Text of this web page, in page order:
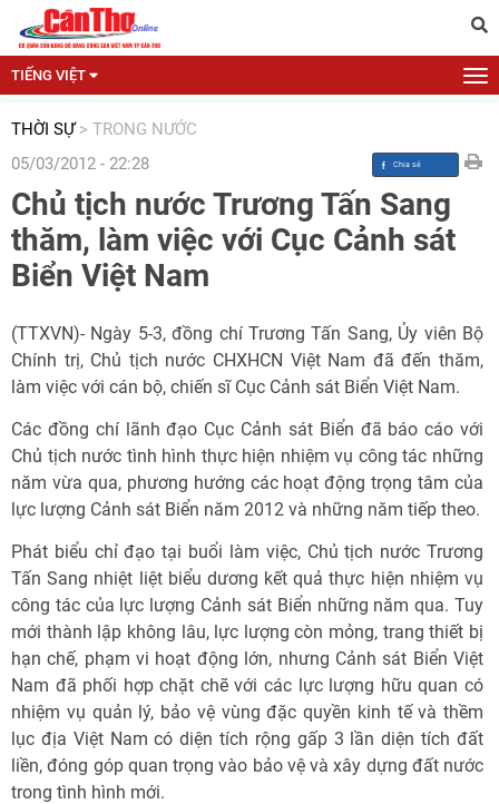
TIẾNG VIỆT
THỜI SỰ > TRONG NƯỚC
05/03/2012 - 22:28
Chủ tịch nước Trương Tấn Sang
thăm, làm việc với Cục Cảnh sát
Biển Việt Nam
(TTXVN)- Ngày 5-3, đồng chí Trương Tấn Sang, Ủy viên Bộ
Chính trị, Chủ tịch nước CHXHCN Việt Nam đã đến thăm,
làm việc với cán bộ, chiến sĩ Cục Cảnh sát Biển Việt Nam.
Các đồng chí lãnh đạo Cục Cảnh sát Biển đã báo cáo với
Chủ tịch nước tình hình thực hiện nhiệm vụ công tác những
năm vừa qua, phương hướng các hoạt động trọng tâm của
lực lượng Cảnh sát Biển năm 2012 và những năm tiếp theo.
Phát biểu chỉ đạo tại buổi làm việc, Chủ tịch nước Trương
Tấn Sang nhiệt liệt biểu dương kết quả thực hiện nhiệm vụ
công tác của lực lượng Cảnh sát Biển những năm qua. Tuy
mới thành lập không lâu, lực lượng còn mỏng, trang thiết bị
hạn chế, phạm vi hoạt động lớn, nhưng Cảnh sát Biển Việt
Nam đã phối hợp chặt chẽ với các lực lượng hữu quan có
nhiệm vụ quản lý, bảo vệ vùng đặc quyền kinh tế và thềm
lục địa Việt Nam có diện tích rộng gấp 3 lần diện tích đất
liền, đóng góp quan trọng vào bảo vệ và xây dựng đất nước
trong tình hình mới.